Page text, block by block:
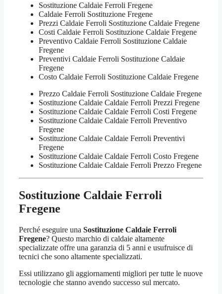
Sostituzione Caldaie Ferroli Fregene
Caldaie Ferroli Sostituzione Fregene
Prezzi Caldaie Ferroli Sostituzione Caldaie Fregene
Costi Caldaie Ferroli Sostituzione Caldaie Fregene
Preventivo Caldaie Ferroli Sostituzione Caldaie
Fregene
Preventivi Caldaie Ferroli Sostituzione Caldaie
Fregene
Costo Caldaie Ferroli Sostituzione Caldaie Fregene
Prezzo Caldaie Ferroli Sostituzione Caldaie Fregene
Sostituzione Caldaie Caldaie Ferroli Prezzi Fregene
Sostituzione Caldaie Caldaie Ferroli Costi Fregene
Sostituzione Caldaie Caldaie Ferroli Preventivo
Fregene
Sostituzione Caldaie Caldaie Ferroli Preventivi
Fregene
Sostituzione Caldaie Caldaie Ferroli Costo Fregene
Sostituzione Caldaie Caldaie Ferroli Prezzo Fregene
Sostituzione Caldaie Ferroli
Fregene
Perché eseguire una Sostituzione Caldaie Ferroli
Fregene? Questo marchio di caldaie altamente
specializzate offre una garanzia di 5 anni e usufruisce di
tecnici che sono altamente specializzati.
Essi utilizzano gli aggiornamenti migliori per tutte le nuove
tecnologie che stanno avendo successo sul mercato.